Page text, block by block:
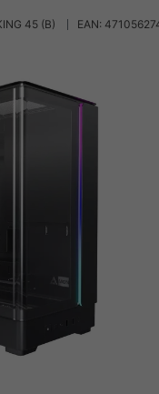
45 (B) EAN: